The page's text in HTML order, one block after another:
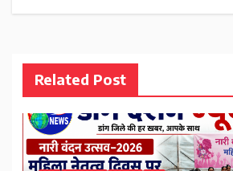
Related Post